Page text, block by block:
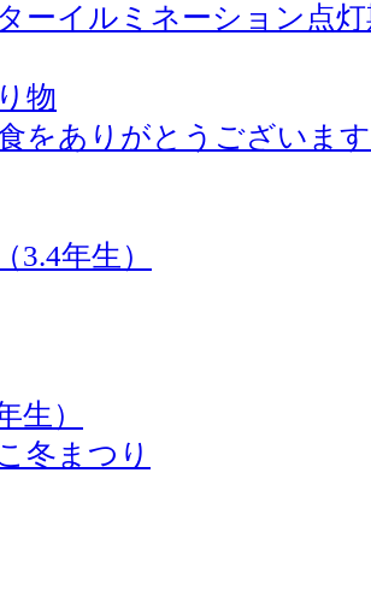
ーイルミネーション点
物
をありがとうございます
3.4年生）
生）
冬まつり